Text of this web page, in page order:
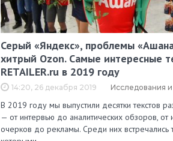
Серый «Яндекс», проблемы
хитрый Ozon. Самые интересные
RETAILER.ru в 2019 году
14:20, 26 декабря 2019 Исследования
В 2019 году мы выпустили десятки текстов
— от интервью до аналитических обзоров, от
очерков до рекламы. Среди них встречались